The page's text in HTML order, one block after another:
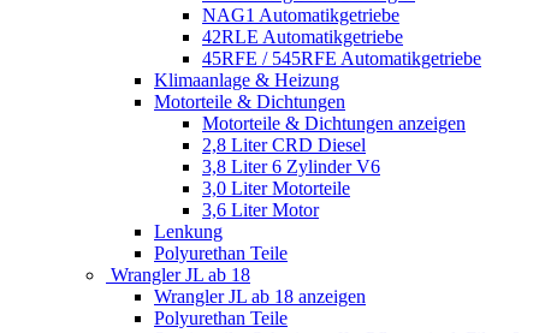
NAG1 Automatikgetriebe
42RLE Automatikgetriebe
45RFE / 545RFE Automatikgetriebe
Klimaanlage & Heizung
Motorteile & Dichtungen
Motorteile & Dichtungen anzeigen
2,8 Liter CRD Diesel
3,8 Liter 6 Zylinder V6
3,0 Liter Motorteile
3,6 Liter Motor
Lenkung
Polyurethan Teile
Wrangler JL ab 18
Wrangler JL ab 18 anzeigen
Polyurethan Teile